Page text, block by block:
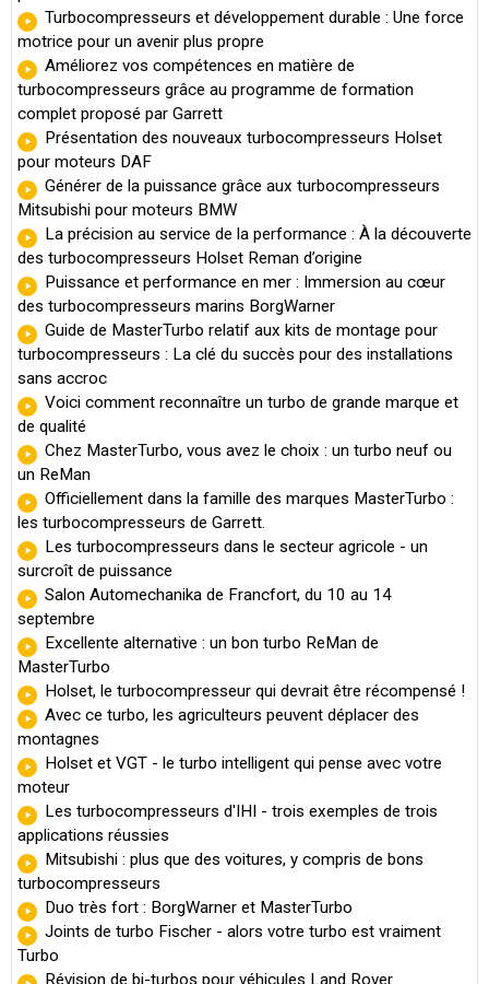
Turbocompresseurs et développement durable : Une force
motrice pour un avenir plus propre
Améliorez vos compétences en matière de
turbocompresseurs grâce au programme de formation
complet proposé par Garrett
Présentation des nouveaux turbocompresseurs Holset
pour moteurs DAF
Générer de la puissance grâce aux turbocompresseurs
Mitsubishi pour moteurs BMW
La précision au service de la performance : À la découverte
des turbocompresseurs Holset Reman d’origine
Puissance et performance en mer : Immersion au cœur
des turbocompresseurs marins BorgWarner
Guide de MasterTurbo relatif aux kits de montage pour
turbocompresseurs : La clé du succès pour des installations
sans accroc
Voici comment reconnaître un turbo de grande marque et
de qualité
Chez MasterTurbo, vous avez le choix : un turbo neuf ou
un ReMan
Officiellement dans la famille des marques MasterTurbo :
les turbocompresseurs de Garrett.
Les turbocompresseurs dans le secteur agricole - un
surcroît de puissance
Salon Automechanika de Francfort, du 10 au 14
septembre
Excellente alternative : un bon turbo ReMan de
MasterTurbo
Holset, le turbocompresseur qui devrait être récompensé !
Avec ce turbo, les agriculteurs peuvent déplacer des
montagnes
Holset et VGT - le turbo intelligent qui pense avec votre
moteur
Les turbocompresseurs d'IHI - trois exemples de trois
applications réussies
Mitsubishi : plus que des voitures, y compris de bons
turbocompresseurs
Duo très fort : BorgWarner et MasterTurbo
Joints de turbo Fischer - alors votre turbo est vraiment
Turbo
Révision de bi-turbos pour véhicules Land Rover